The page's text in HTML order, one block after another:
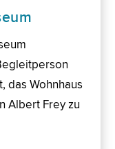
das Wohnhaus
Albert Frey zu